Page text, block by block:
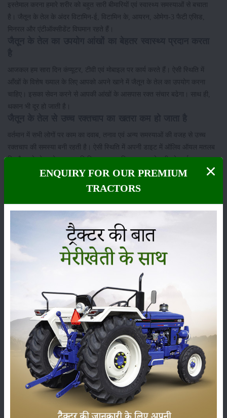
इस्तेमाल करना हमारे शरीर को बहुत सारी बीमारियों एवं स्वास्थ्य समस्याओं से बचाता
है। जैतून के तेल के अंदर विटामिन-ई, विटामिन के, आयरन, ओमेगा-3 फैटी एसिड,
मिनरल और एंटीऑक्सीडेंट विघमान रहते हैं।
आजकल हम सारा दिन कंप्यूटर, टीवी एवं मोबाइल पर कार्य करते हैं। ऐसी स्थिति में
आँखों के विशेष ख्याल के लिए आपको अपने खाने में जैतून के तेल का उपयोग करना
चाहिए। इसका सेवन करने से आपकी आंखों के आसपास रक्त संचार बढेगा। साथ ही,
थकान भी दूर हो जाती है।
वर्तमान में सभी लोगों पर काम का दवाब, तनाव एवं अन्य समस्याओं की वजह से उच्च
रक्तचाप की समस्या बनी रहती है। ऐसी स्थिति में अपनी डाइट में ऑलिव ऑयल मतलब
कि जैतून के तेल को अवश्य शम्मिलित करना चाहिए। यह हमारे शरीर के हाई ब्लड
प्रेशर के संकट को कम करता है।
जैतून का तेल कोलेस्ट्रॉल के स्तर को काबू करता है
कोलेस्ट्रॉल से बचाव के लिए आप ऑलिव ऑयल का उपयोग कर सकते हैं। इसमें मौजूद
सैचुरेटेड फैट हमारे शरीर में रक्त कोलेस्ट्रॉल के स्तर को नियंत्रित करता है। जैतून
के एक्स्ट्रा वर्जिन ऑयल में पॉलीफेनॉल से हमारे शारीरिक रक्त संचार को नियंत्रित
करता है। इसके साथ साथ जैतून का तेल बहुत सारे अन्य फायदे भी मानव शरीर को
फसल
ENQUIRY FOR OUR PREMIUM
TRACTORS